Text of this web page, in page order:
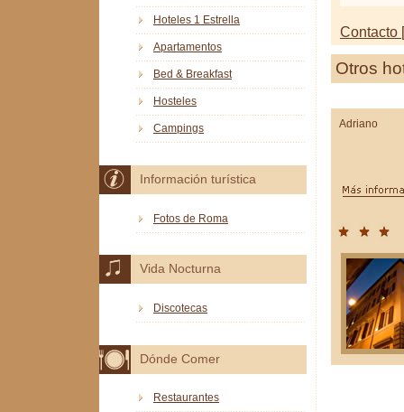
Contacto
Otros
Adriano
Hoteles 1 Estrella
Apartamentos
Bed & Breakfast
Hosteles
Campings
Información turística
Fotos de Roma
Vida Nocturna
Discotecas
Dónde Comer
Restaurantes